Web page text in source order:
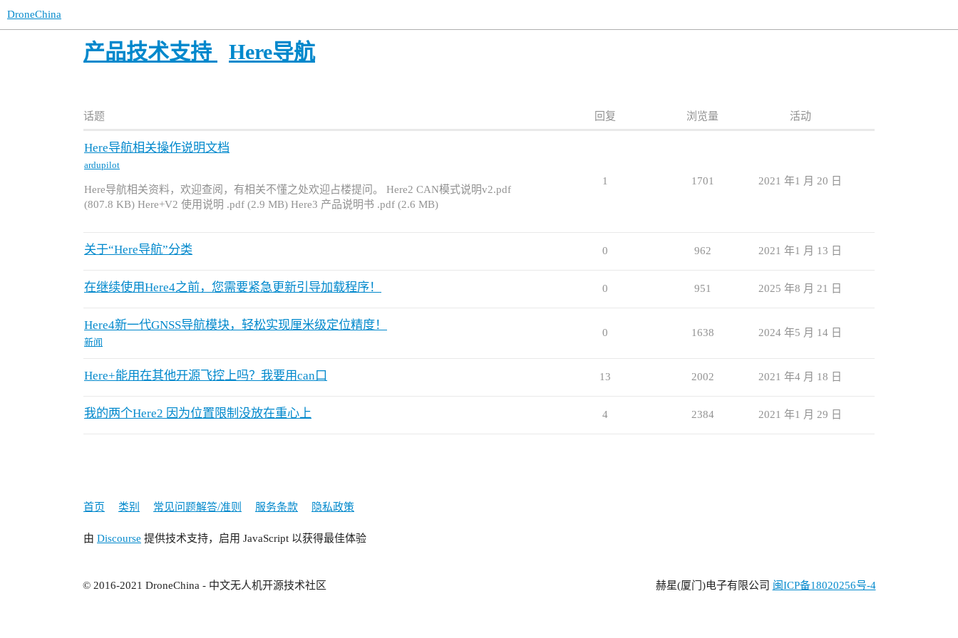
DroneChina
产品技术支持 Here导航
话题 回复 浏览量 活动
Here导航相关操作说明文档
ardupilot
Here导航相关资料，欢迎查阅，有相关不懂之处欢迎占楼提问。 Here2 CAN模式说明v2.pdf
(807.8 KB) Here+V2 使用说明 .pdf (2.9 MB) Here3 产品说明书 .pdf (2.6 MB)
1 1701 2021 年1 月 20 日
关于“Here导航”分类 0 962 2021 年1 月 13 日
在继续使用Here4之前，您需要紧急更新引导加载程序！ 0 951 2025 年8 月 21 日
Here4新一代GNSS导航模块，轻松实现厘米级定位精度！
新闻
0 1638 2024 年5 月 14 日
Here+能用在其他开源飞控上吗？我要用can口 13 2002 2021 年4 月 18 日
我的两个Here2 因为位置限制没放在重心上 4 2384 2021 年1 月 29 日
首页 类别 常见问题解答/准则 服务条款 隐私政策
由 Discourse 提供技术支持，启用 JavaScript 以获得最佳体验
© 2016-2021 DroneChina - 中文无人机开源技术社区 赫星(厦门)电子有限公司 闽ICP备18020256号-4